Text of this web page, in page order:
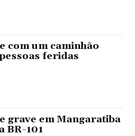
com um caminhão
feridas
grave em Mangaratiba
BR-101